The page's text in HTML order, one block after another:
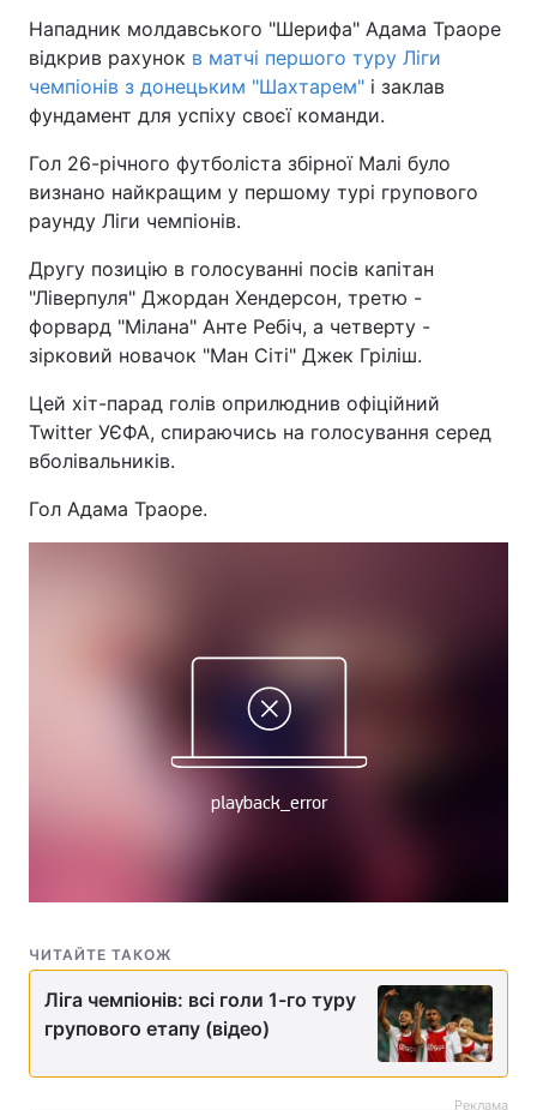
Нападник молдавського "Шерифа" Адама Траоре
відкрив рахунок в матчі першого туру Ліги
чемпіонів з донецьким "Шахтарем" і заклав
фундамент для успіху своєї команди.
Гол 26-річного футболіста збірної Малі було
визнано найкращим у першому турі групового
раунду Ліги чемпіонів.
Другу позицію в голосуванні посів капітан
"Ліверпуля" Джордан Хендерсон, третю -
форвард "Мілана" Анте Ребіч, а четверту -
зірковий новачок "Ман Сіті" Джек Гріліш.
Цей хіт-парад голів оприлюднив офіційний
Twitter УЄФА, спираючись на голосування серед
вболівальників.
Гол Адама Траоре.
ЧИТАЙТЕ ТАКОЖ
Ліга чемпіонів: всі голи 1-го туру
групового етапу (відео)
Реклама